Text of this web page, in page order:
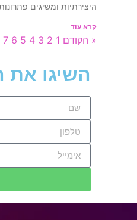
היצירתיות ומשיגים
קרא עוד
« הקודם 1
2
3
4
5
6
7
השיגו